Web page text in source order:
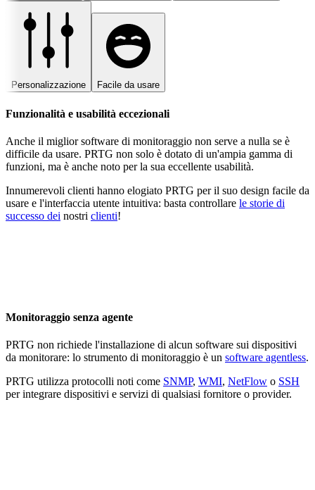
Personalizzazione Facile da usare
Funzionalità e usabilità eccezionali
Anche il miglior software di monitoraggio non serve a nulla se è
difficile da usare. PRTG non solo è dotato di un'ampia gamma di
funzioni, ma è anche noto per la sua eccellente usabilità.
Innumerevoli clienti hanno elogiato PRTG per il suo design facile da
usare e l'interfaccia utente intuitiva: basta controllare le storie di
successo dei nostri clienti!
Monitoraggio senza agente
PRTG non richiede l'installazione di alcun software sui dispositivi
da monitorare: lo strumento di monitoraggio è un software agentless.
PRTG utilizza protocolli noti come SNMP, WMI, NetFlow o SSH
per integrare dispositivi e servizi di qualsiasi fornitore o provider.